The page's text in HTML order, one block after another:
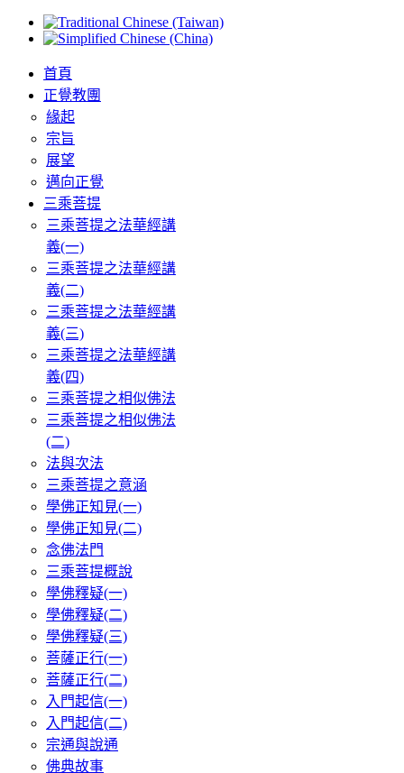
首頁
正覺教團
緣起
宗旨
展望
邁向正覺
三乘菩提
三乘菩提之法華經講
義(一)
三乘菩提之法華經講
義(二)
三乘菩提之法華經講
義(三)
三乘菩提之法華經講
義(四)
三乘菩提之相似佛法
三乘菩提之相似佛法
(二)
法與次法
三乘菩提之意涵
學佛正知見(一)
學佛正知見(二)
念佛法門
三乘菩提概說
學佛釋疑(一)
學佛釋疑(二)
學佛釋疑(三)
菩薩正行(一)
菩薩正行(二)
入門起信(一)
入門起信(二)
宗通與說通
佛典故事